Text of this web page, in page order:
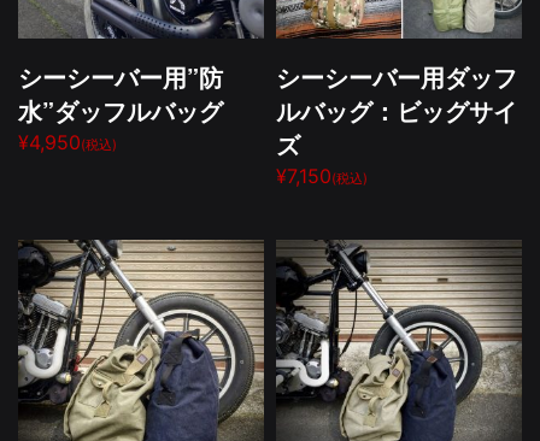
シーシーバー用”防
水”ダッフルバッグ
¥4,950(税込)
シーシーバー用ダッフ
ルバッグ：ビッグサイ
ズ
¥7,150(税込)